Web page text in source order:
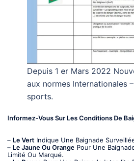
Depuis 1 er Mars 2022
aux normes Internationales
sports.
Informez-Vous Sur Les Conditions De
– Le Vert Indique Une Baignade
– Le Jaune Ou Orange Pour Une
Limité Ou Marqué.